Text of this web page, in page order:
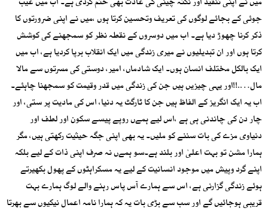
جوئی کے بجائے لوگوں کی تعریف وتحسین کرتا ہوں ،میں نے اپنی ضرورتوں کا
ذکر کرنا چھوڑ دیا ہے۔ اب میں دوسروں کے نقطہ نظر کو سمجھنے کی کوشش
کرتا ہوں اور ان تبدیلیوں نے میری زندگی میں ایک انقلاب برپا کردیا ہے، اب میں
ایک بالکل مختلف انسان ہوں۔ ایک شادماں، امیر، دوستی کی مسرتوں سے مالا
مال….!!اور یہی چیزیں ہیں جن کی زندگی میں قدر وقیمت کو سمجھنا چاہئے۔
اب یہ ایک انگریز کے الفاظ ہیں جن کا ٹارگٹ یہ دنیا، اس کی مادیت پر ستی، اور
چار دن کی چاندنی ہی ہے ،اس لیے ہمےں روپے پیسے سکون اور لطف اور
دنیاوی مزے کی بات سننے کو ملیں۔ یہ بھی اپنی جگہ حیثیت رکھتی ہیں، مگر
ہمارا مشن تو بہت اعلیٰ اور بلند ہے۔سو ہمےں نہ صرف اپنی ذات کے لیے بلکہ
اپنے گرد وپیش میں موجود انسانیت کے لیے یہ مسکراہٹوں کے پھول بکھیرتے
ہوئے زندگی گزارنی ہے، اس سے ہمارے آس پاس رہنے والے لوگ ہمارے بہت
قریبی ہوجائیں گے اور سب سے بڑی بات یہ کہ ہمارا نامہ اعمال نیکیوں سے بھرتا